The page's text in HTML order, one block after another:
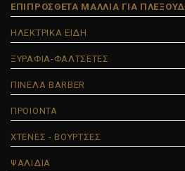
ΕΠΙΠΡΟΣΘΕΤΑ ΜΑΛΛΙΑ ΓΙΑ
ΗΛΕΚΤΡΙΚΑ ΕΙΔΗ
ΞΥΡΑΦΙΑ-ΦΑΛΤΣΕΤΕΣ
ΠΙΝΕΛΑ BARBER
ΠΡΟΙΟΝΤΑ
ΧΤΕΝΕΣ - ΒΟΥΡΤΣΕΣ
ΨΑΛΙΔΙΑ